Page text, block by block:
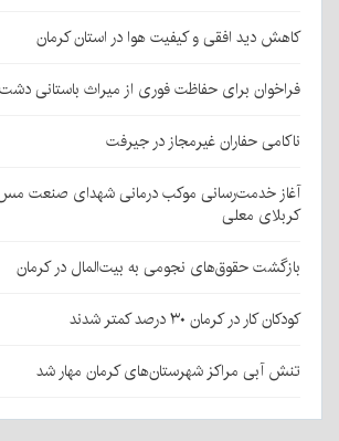
کاهش دید افقی و کیفیت هوا در استان کرمان
فراخوان برای حفاظت فوری از میراث باستانی
ناکامی حفاران غیرمجاز در جیرفت
آغاز خدمت‌رسانی موکب درمانی شهدای صنعت مس
کربلای معلی
بازگشت حقوق‌های نجومی به بیت‌المال در کرمان
کودکان کار در کرمان ۳۰ درصد کمتر شدند
تنش آبی مراکز شهرستان‌های کرمان مهار شد